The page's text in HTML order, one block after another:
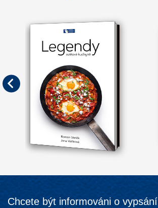
Chcete být informováni o vypsání